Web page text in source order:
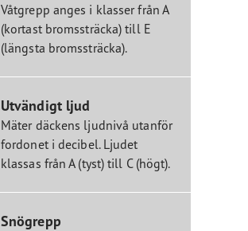
Våtgrepp anges i klasser från A
(kortast bromssträcka) till E
(längsta bromssträcka).
Utvändigt ljud
Mäter däckens ljudnivå utanför
fordonet i decibel. Ljudet
klassas från A (tyst) till C (högt).
Snögrepp